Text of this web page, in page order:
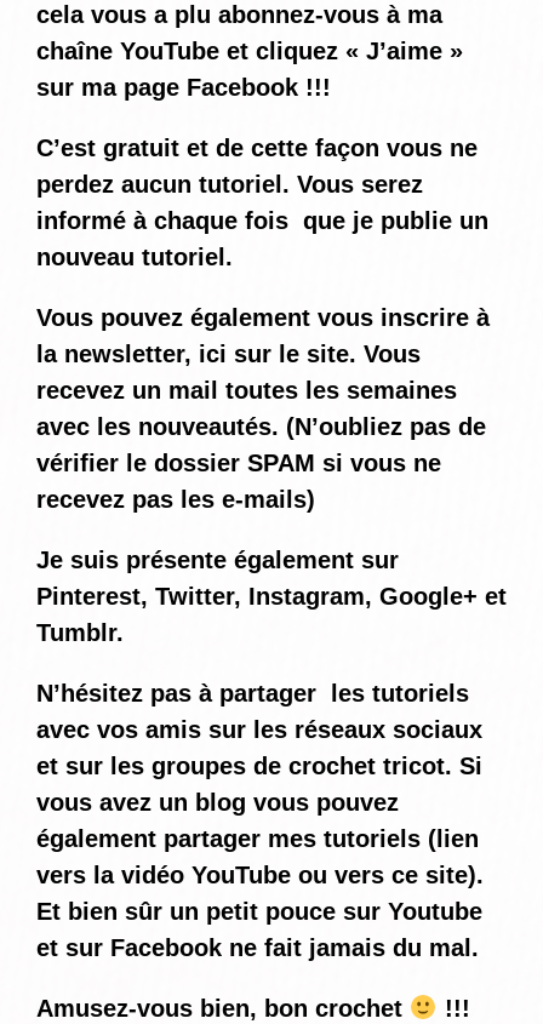
cela vous a plu abonnez-vous à ma
chaîne YouTube et cliquez « J’aime »
sur ma page Facebook !!!
C’est gratuit et de cette façon vous ne
perdez aucun tutoriel. Vous serez
informé à chaque fois que je publie un
nouveau tutoriel.
Vous pouvez également vous inscrire à
la newsletter, ici sur le site. Vous
recevez un mail toutes les semaines
avec les nouveautés. (N’oubliez pas de
vérifier le dossier SPAM si vous ne
recevez pas les e-mails)
Je suis présente également sur
Pinterest, Twitter, Instagram, Google+ et
Tumblr.
N’hésitez pas à partager les tutoriels
avec vos amis sur les réseaux sociaux
et sur les groupes de crochet tricot. Si
vous avez un blog vous pouvez
également partager mes tutoriels (lien
vers la vidéo YouTube ou vers ce site).
Et bien sûr un petit pouce sur Youtube
et sur Facebook ne fait jamais du mal.
Amusez-vous bien, bon crochet !!!